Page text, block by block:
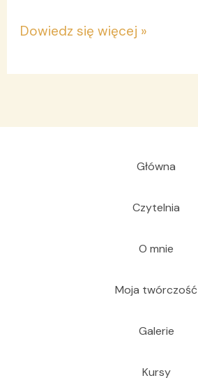
Dowiedz się więcej »
Główna
Czytelnia
O mnie
Moja twórczość
Galerie
Kursy